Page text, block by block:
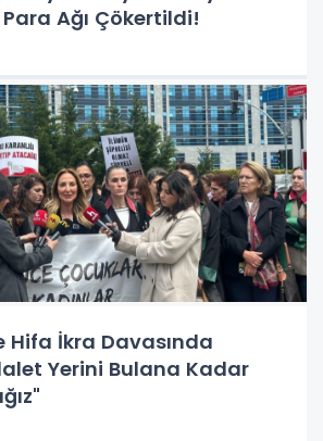
Ağı Çökertildi!
Hifa İkra Davasında
Yerini Bulana Kadar